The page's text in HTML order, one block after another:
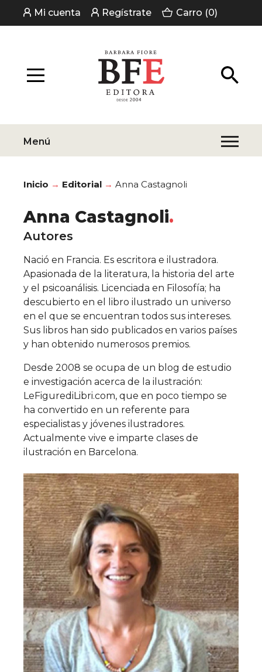
Mi cuenta Regístrate Carro (0)
Menú
Inicio Editorial Anna Castagnoli
Anna Castagnoli
Autores
Nació en Francia. Es escritora e ilustradora.
Apasionada de la literatura, la historia del arte
y el psicoanálisis. Licenciada en Filosofía; ha
descubierto en el libro ilustrado un universo
en el que se encuentran todos sus intereses.
Sus libros han sido publicados en varios países
y han obtenido numerosos premios.
Desde 2008 se ocupa de un blog de estudio
e investigación acerca de la ilustración:
LeFigurediLibri.com, que en poco tiempo se
ha convertido en un referente para
especialistas y jóvenes ilustradores.
Actualmente vive e imparte clases de
ilustración en Barcelona.